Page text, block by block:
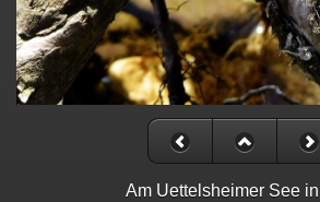
Am Uettelsheimer See in